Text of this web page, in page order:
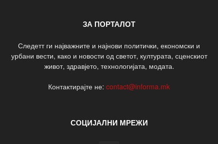
ЗА ПОРТАЛОТ
Следетт ги најважните и најнови политички, економски и
урбани вести, како и новости од светот, културата, сценскиот
живот, здравјето, технологијата, модата.
Контактирајте не: contact@informa.mk
СОЦИЈАЛНИ МРЕЖИ